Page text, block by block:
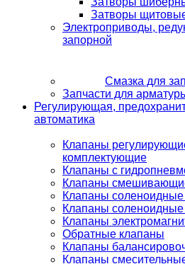
Затворы
Электроприводы,
запорной
Смазка для
Запчасти для
Регулирующая,
автоматика
Клапаны
комплектующие
Клапаны с
Клапаны
Клапаны соленоидные
Клапаны
Клапаны
Обратные клапаны
Клапаны
Клапаны